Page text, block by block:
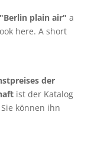
"Berlin plain air" a
here. A short
der
ist der Katalog
können ihn